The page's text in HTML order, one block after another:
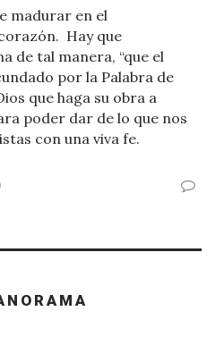
madurar en el
Hay que
de tal manera, “que el
por la Palabra de
que haga su obra a
poder dar de lo que nos
con una viva fe.
Pinterest